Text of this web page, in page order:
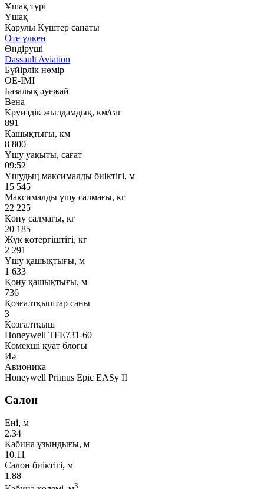
Ұшақ түрі
Ұшақ
Қарулы Күштер санаты
Өте үлкен
Өндіруші
Dassault Aviation
Бүйірлік нөмір
OE-IMI
Базалық әуежай
Вена
Круиздік жылдамдық, км/сағ
891
Қашықтығы, км
8 800
Ұшу уақыты, сағат
09:52
Ұшудың максималды биіктігі, м
15 545
Максималды ұшу салмағы, кг
22 225
Қону салмағы, кг
20 185
Жүк көтергіштігі, кг
2 291
Ұшу қашықтығы, м
1 633
Қону қашықтығы, м
736
Қозғалтқыштар саны
3
Қозғалтқыш
Honeywell TFE731-60
Көмекші қуат блогы
Иә
Авионика
Honeywell Primus Epic EASy II
Салон
Ені, м
2.34
Кабина ұзындығы, м
10.11
Салон биіктігі, м
1.88
3